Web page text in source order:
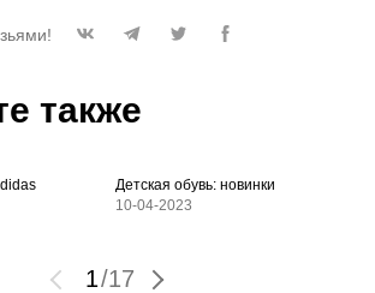
также
Детская обувь: новинки
10-04-2023
1/17